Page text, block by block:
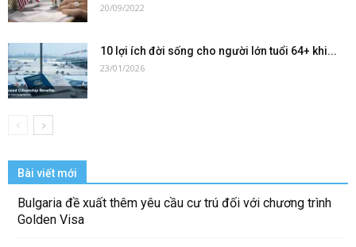
20/09/2022
10 lợi ích đời sống cho người lớn tuổi 64+ khi...
23/01/2026
Bài viết mới
Bulgaria đề xuất thêm yêu cầu cư trú đối với chương trình
Golden Visa